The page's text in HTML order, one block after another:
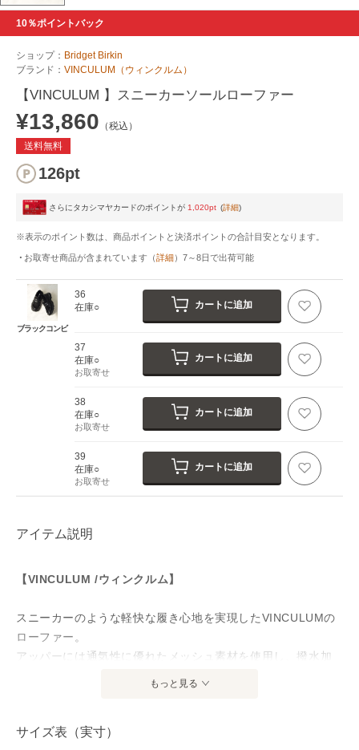
10％ポイントバック
ショップ： Bridget Birkin
ブランド： VINCULUM（ウィンクルム）
【VINCULUM 】スニーカーソールローファー
¥13,860 （税込）
送料無料
126pt
さらにタカシマヤカードのポイントが 1,020pt (詳細)
※表示のポイント数は、商品ポイントと決済ポイントの合計目安となります。
お取寄せ商品が含まれています （詳細） 7～8日で出荷可能
ブラックコンビ
36
在庫○
カートに追加
37
在庫○
お取寄せ
カートに追加
38
在庫○
お取寄せ
カートに追加
39
在庫○
お取寄せ
カートに追加
アイテム説明
【VINCULUM /ウィンクルム】
スニーカーのような軽快な履き心地を実現したVINCULUMの
ローファー。
アッパーには通気性に優れたメッシュ素材を使用し、撥水加
アウトソールはクッション性に優れたスニーカーソール構造
もっと見る
サイズ表（実寸）